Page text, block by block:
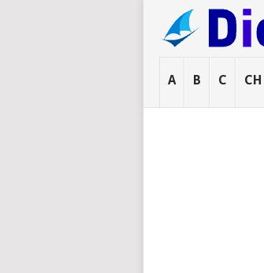
A B C CH